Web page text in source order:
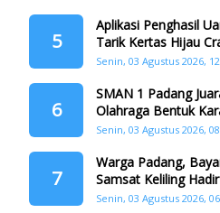
5
Aplikasi Penghasil
Tarik Kertas Hijau
Penggandaan
Senin, 03 Agustus 2026,
6
SMAN 1 Padang
Olahraga Bentuk
Senin, 03 Agustus 2026,
7
Warga Padang,
Samsat Keliling
Tangah
Senin, 03 Agustus 2026,